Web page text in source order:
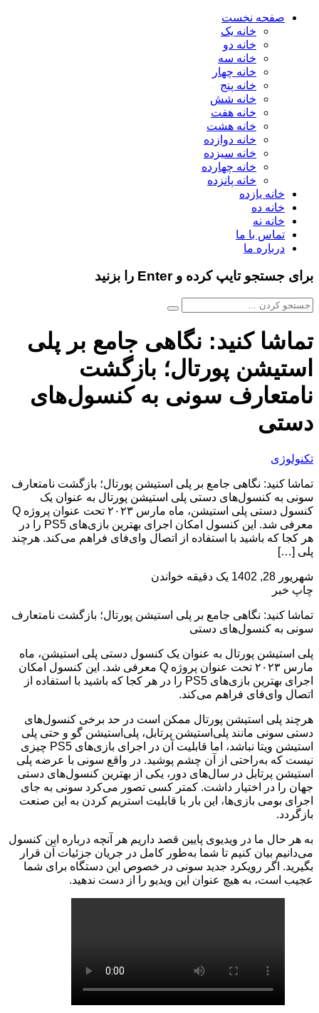
صفحه نخست
خانه یک
خانه دو
خانه سه
خانه چهار
خانه پنج
خانه شش
خانه هفت
خانه هشت
خانه دوازده
خانه سیزده
خانه چهارده
خانه پانزده
خانه یازده
خانه ده
خانه نه
تماس با ما
درباره ما
برای جستجو تایپ کرده و Enter را بزنید
تماشا کنید: نگاهی جامع بر پلی
استیشن پورتال؛ بازگشت
نامتعارف سونی به کنسول‌های
دستی
تکنولوژی
تماشا کنید: نگاهی جامع بر پلی استیشن پورتال؛ بازگشت نامتعارف
سونی به کنسول‌های دستی پلی استیشن پورتال به عنوان یک
کنسول دستی پلی استیشن، ماه مارس ۲۰۲۳ تحت عنوان پروژه Q
معرفی شد. این کنسول امکان اجرای بهترین بازی‌های PS5 را در
هر کجا که باشید با استفاده از اتصال وا‌ی‌فای فراهم می‌کند. هرچند
پلی […]
شهریور 28, 1402
یک دقیقه خواندن
چاپ خبر
تماشا کنید: نگاهی جامع بر پلی استیشن پورتال؛ بازگشت نامتعارف
سونی به کنسول‌های دستی
پلی استیشن پورتال به عنوان یک کنسول دستی پلی استیشن، ماه
مارس ۲۰۲۳ تحت عنوان پروژه Q معرفی شد. این کنسول امکان
اجرای بهترین بازی‌های PS5 را در هر کجا که باشید با استفاده از
اتصال وا‌ی‌فای فراهم می‌کند.
هرچند پلی استیشن پورتال ممکن است در حد برخی کنسول‌های
دستی سونی مانند پلی‌استیشن پرتابل، پلی‌استیشن گو و حتی پلی
استیشن ویتا نباشد، اما قابلیت آن در اجرای بازی‌های PS5 چیزی
نیست که به‌راحتی از آن چشم پوشید. در واقع سونی با عرضه پلی
استیشن پرتابل در سال‌های دور، یکی از بهترین کنسول‌های دستی
جهان را در اختیار داشت. کمتر کسی تصور می‌کرد سونی به جای
اجرای بومی بازی‌ها، این بار با قابلیت استریم کردن به این صنعت
بازگردد.
به هر حال ما در ویدیوی پایین قصد داریم هر آنچه درباره این کنسول
می‌دانیم بیان کنیم تا شما به‌طور کامل در جریان جزئیات آن قرار
بگیرید. اگر رویکرد جدید سونی در خصوص این دستگاه برای شما
عجیب است، به هیچ عنوان این ویدیو را از دست ندهید.